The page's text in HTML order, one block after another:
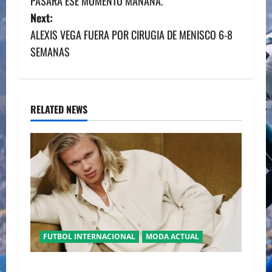
s
t
v
g
a
t
i
Next:
ALEXIS VEGA FUERA POR CIRUGIA DE MENISCO 6-8
SEMANAS
RELATED NEWS
FUTBOL INTERNACIONAL MODA ACTUAL